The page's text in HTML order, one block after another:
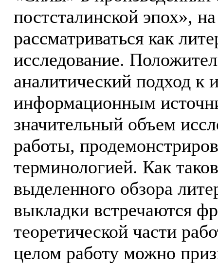
постсталинской эпох»,
рассматриваться как
исследование.
аналитический подход к
информационным
значительный объем
работы,
терминологией. Как
выделенного обзора
выкладки встречаются
теоретической части
целом работу можно